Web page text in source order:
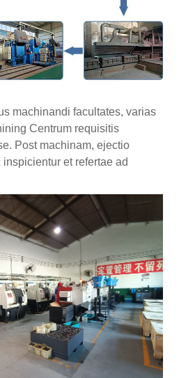
machinandi facultates, varias
Centrum requisitis
Post machinam, ejectio
et refertae ad